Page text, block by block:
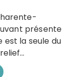
présente
est la seule du